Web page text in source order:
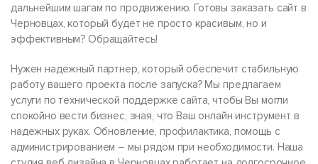
дальнейшим шагам по продвижению. Готовы заказать сайт в
Черновцах, который будет не просто красивым, но и
эффективным? Обращайтесь!
Нужен надежный партнер, который обеспечит стабильную
работу вашего проекта после запуска? Мы предлагаем
услуги по технической поддержке сайта, чтобы Вы могли
спокойно вести бизнес, зная, что Ваш онлайн инструмент в
надежных руках. Обновление, профилактика, помощь с
администрированием – мы рядом при необходимости. Наша